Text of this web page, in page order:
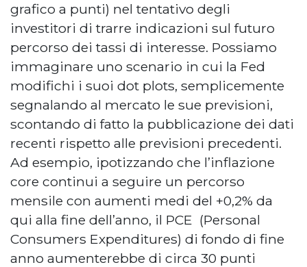
grafico a punti) nel tentativo degli
investitori di trarre indicazioni sul futuro
percorso dei tassi di interesse. Possiamo
immaginare uno scenario in cui la Fed
modifichi i suoi dot plots, semplicemente
segnalando al mercato le sue previsioni,
scontando di fatto la pubblicazione dei dati
recenti rispetto alle previsioni precedenti.
Ad esempio, ipotizzando che l’inflazione
core continui a seguire un percorso
mensile con aumenti medi del +0,2% da
qui alla fine dell’anno, il PCE (Personal
Consumers Expenditures) di fondo di fine
anno aumenterebbe di circa 30 punti